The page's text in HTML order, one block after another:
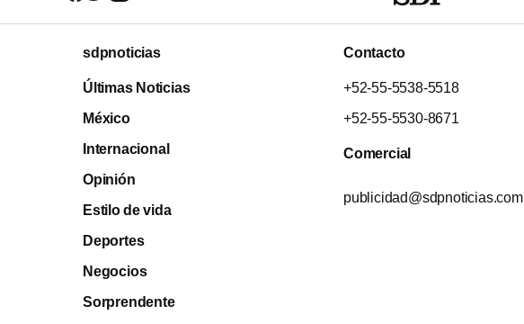
sdpnoticias
Últimas Noticias
México
Internacional
Opinión
Estilo de vida
Deportes
Negocios
Sorprendente
Contacto
+52-55-5538-5518
+52-55-5530-8671
Comercial
publicidad@sdpnoticias.com